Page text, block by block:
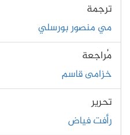
ترجمة
مي منصور بورسلي
مُراجعة
خزامى قاسم
تحرير
رأفت فياض